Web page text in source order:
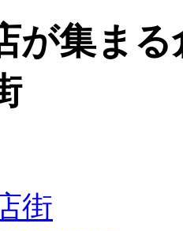
が集ま
街